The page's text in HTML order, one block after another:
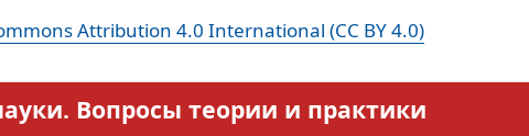
Attribution 4.0 International (CC BY 4.0)
Вопросы теории и практики